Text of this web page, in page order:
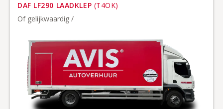
DAF LF290 LAADKLEP (T4OK)
Of gelijkwaardig /